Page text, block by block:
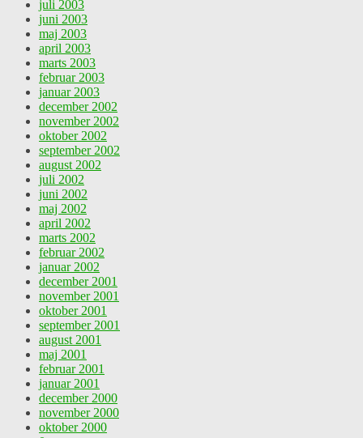
juli 2003
juni 2003
maj 2003
april 2003
marts 2003
februar 2003
januar 2003
december 2002
november 2002
oktober 2002
september 2002
august 2002
juli 2002
juni 2002
maj 2002
april 2002
marts 2002
februar 2002
januar 2002
december 2001
november 2001
oktober 2001
september 2001
august 2001
maj 2001
februar 2001
januar 2001
december 2000
november 2000
oktober 2000